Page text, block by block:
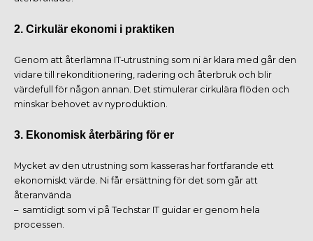
2. Cirkulär ekonomi i praktiken
Genom att återlämna IT‑utrustning som ni är klara med går den
vidare till rekonditionering, radering och återbruk och blir
värdefull för någon annan. Det stimulerar cirkulära flöden och
minskar behovet av nyproduktion.
3. Ekonomisk återbäring för er
Mycket av den utrustning som kasseras har fortfarande ett
ekonomiskt värde. Ni får ersättning för det som går att
återanvända
– samtidigt som vi på Techstar IT guidar er genom hela
processen.